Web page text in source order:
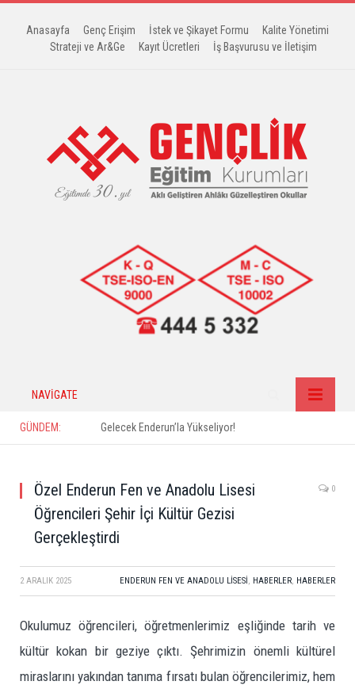
Anasayfa Genç Erişim İstek ve Şikayet Formu
Kalite Yönetimi
Strateji ve Ar&Ge
Kayıt Ücretleri İş Başvurusu ve İletişim
NAVIGATE
GÜNDEM: Gelecek Enderun’la Yükseliyor!
Özel Enderun Fen ve Anadolu Lisesi
Öğrencileri Şehir İçi Kültür Gezisi
Gerçekleştirdi
0
2 ARALIK 2025 ENDERUN FEN VE ANADOLU LISESI, HABERLER, HABERLER
Okulumuz öğrencileri, öğretmenlerimiz eşliğinde tarih ve
kültür kokan bir geziye çıktı. Şehrimizin önemli kültürel
miraslarını yakından tanıma fırsatı bulan öğrencilerimiz, hem